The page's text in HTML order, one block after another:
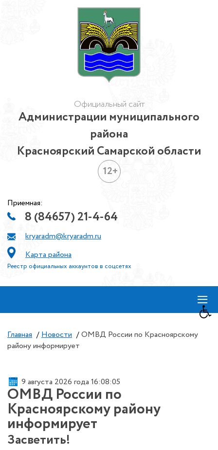
Официальный сайт
Администрации муниципального
района
Красноярский Самарской области
12+
Приемная:
8 (84657) 21-4-64
kryaradm@kryaradm.ru
Карта района
Реестр официальных аккаунтов в соцсетях
≡
Главная / Новости / ОМВД России по Красноярскому
району информирует
9 августа 2026 года 16:08:05
ОМВД России по
Красноярскому району
информирует
Засветить!